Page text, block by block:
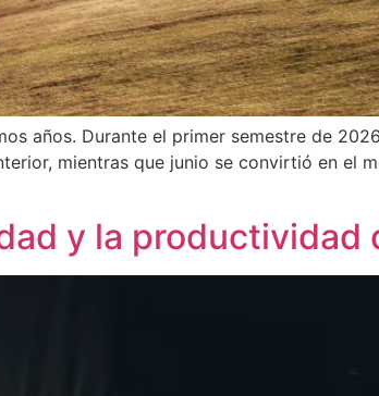
años. Durante el primer semestre de
mientras que junio se convirtió en el
y la productividad